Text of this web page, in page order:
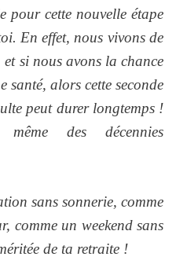
pour cette nouvelle étape
En effet, nous vivons de
si nous avons la chance
santé, alors cette seconde
peut durer longtemps !
des décennies
sans sonnerie, comme
comme un weekend sans
de ta retraite !